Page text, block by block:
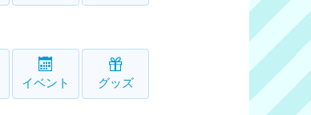
イベント グッズ